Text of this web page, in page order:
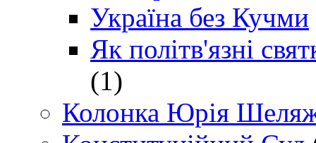
Україна без Кучми
Як політв'язні
(1)
Колонка Юрія